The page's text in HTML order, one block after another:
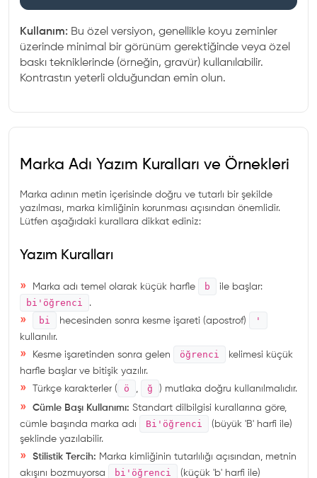
Kullanım: Bu özel versiyon, genellikle koyu zeminler
üzerinde minimal bir görünüm gerektiğinde veya özel
baskı tekniklerinde (örneğin, gravür) kullanılabilir.
Kontrastın yeterli olduğundan emin olun.
Marka Adı Yazım Kuralları ve Örnekleri
Marka adının metin içerisinde doğru ve tutarlı bir şekilde
yazılması, marka kimliğinin korunması açısından önemlidir.
Lütfen aşağıdaki kurallara dikkat ediniz:
Yazım Kuralları
» Marka adı temel olarak küçük harfle b ile başlar:
bi'öğrenci .
» bi hecesinden sonra kesme işareti (apostrof) '
kullanılır.
» Kesme işaretinden sonra gelen öğrenci
kelimesi küçük
harfle başlar ve bitişik yazılır.
» Türkçe karakterler ( ö , ğ ) mutlaka doğru kullanılmalıdır.
» Cümle Başı Kullanımı: Standart dilbilgisi kurallarına göre,
cümle başında marka adı
Bi'öğrenci
(büyük 'B' harfi ile)
şeklinde yazılabilir.
» Stilistik Tercih: Marka kimliğinin tutarlılığı açısından, metnin
akışını bozmuyorsa
bi'öğrenci (küçük 'b' harfi ile)